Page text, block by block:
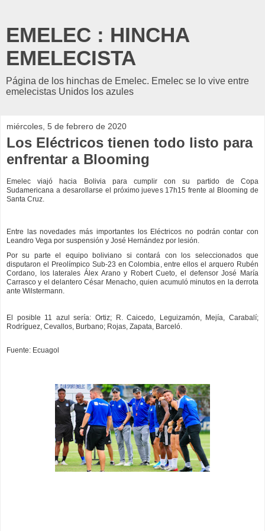
EMELEC : HINCHA
EMELECISTA
Página de los hinchas de Emelec. Emelec se lo vive entre
emelecistas Unidos los azules
miércoles, 5 de febrero de 2020
Los Eléctricos tienen todo listo para
enfrentar a Blooming
Emelec viajó hacia Bolivia para cumplir con su partido de Copa
Sudamericana a desarollarse el próximo jueves 17h15 frente al Blooming de
Santa Cruz.
Entre las novedades más importantes los Eléctricos no podrán contar con
Leandro Vega por suspensión y José Hernández por lesión.
Por su parte el equipo boliviano si contará con los seleccionados que
disputaron el Preolímpico Sub-23 en Colombia, entre ellos el arquero Rubén
Cordano, los laterales Álex Arano y Robert Cueto, el defensor José María
Carrasco y el delantero César Menacho, quien acumuló minutos en la derrota
ante Wilstermann.
El posible 11 azul sería: Ortiz; R. Caicedo, Leguizamón, Mejía, Carabalí;
Rodríguez, Cevallos, Burbano; Rojas, Zapata, Barceló.
Fuente: Ecuagol